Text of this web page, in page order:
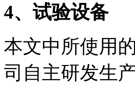
4、试验设备
本文中所使用
司自主研发生